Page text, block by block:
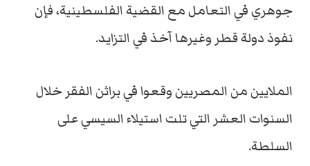
جوهري في التعامل مع القضية الفلسطينية، فإن
نفوذ دولة قطر وغيرها آخذ في التزايد.
الملايين من المصريين وقعوا في براثن الفقر خلال
السنوات العشر التي تلت استيلاء السيسي على
السلطة.